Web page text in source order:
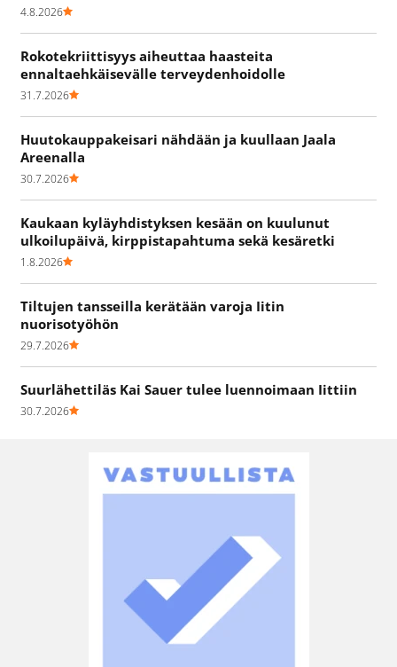
4.8.2026
Rokotekriittisyys aiheuttaa haasteita
ennaltaehkäisevälle terveydenhoidolle
31.7.2026
Huutokauppakeisari nähdään ja kuullaan Jaala
Areenalla
30.7.2026
Kaukaan kyläyhdistyksen kesään on kuulunut
ulkoilupäivä, kirppistapahtuma sekä kesäretki
1.8.2026
Tiltujen tansseilla kerätään varoja Iitin
nuorisotyöhön
29.7.2026
Suurlähettiläs Kai Sauer tulee luennoimaan Iittiin
30.7.2026